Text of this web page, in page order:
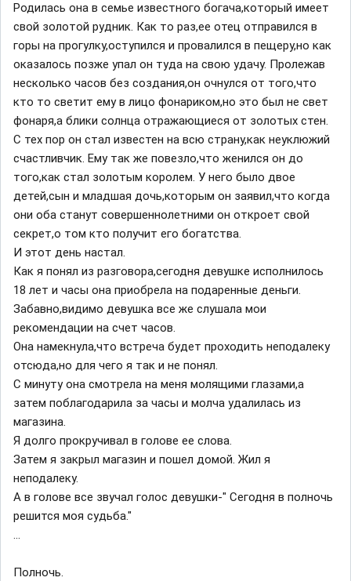
Родилась она в семье известного богача,который имеет
свой золотой рудник. Как то раз,ее отец отправился в
горы на прогулку,оступился и провалился в пещеру,но как
оказалось позже упал он туда на свою удачу. Пролежав
несколько часов без создания,он очнулся от того,что
кто то светит ему в лицо фонариком,но это был не свет
фонаря,а блики солнца отражающиеся от золотых стен.
С тех пор он стал известен на всю страну,как неуклюжий
счастливчик. Ему так же повезло,что женился он до
того,как стал золотым королем. У него было двое
детей,сын и младшая дочь,которым он заявил,что когда
они оба станут совершеннолетними он откроет свой
секрет,о том кто получит его богатства.
И этот день настал.
Как я понял из разговора,сегодня девушке исполнилось
18 лет и часы она приобрела на подаренные деньги.
Забавно,видимо девушка все же слушала мои
рекомендации на счет часов.
Она намекнула,что встреча будет проходить неподалеку
отсюда,но для чего я так и не понял.
С минуту она смотрела на меня молящими глазами,а
затем поблагодарила за часы и молча удалилась из
магазина.
Я долго прокручивал в голове ее слова.
Затем я закрыл магазин и пошел домой. Жил я
неподалеку.
А в голове все звучал голос девушки-" Сегодня в полночь
решится моя судьба."
...
Полночь.